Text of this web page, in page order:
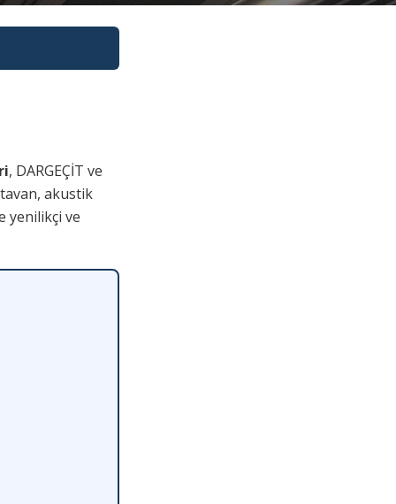
, DARGEÇİT ve
akustik
yenilikçi ve